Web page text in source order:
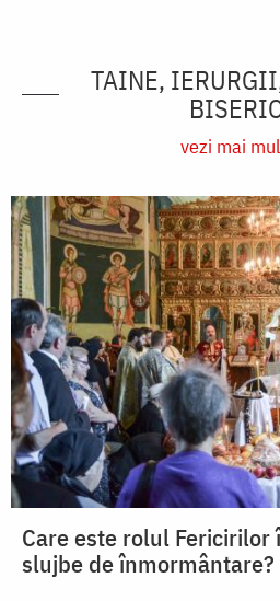
TAINE,
vezi mai
Care este rolul Fericirilor
slujbe de înmormântare?